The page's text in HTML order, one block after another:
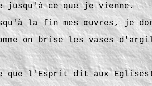
jusqu'à ce que je vienne.
la fin mes œuvres, je
on brise les vases
que l'Esprit dit aux